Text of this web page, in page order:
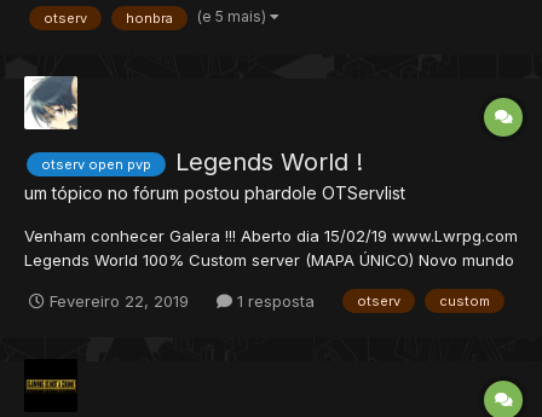
otserv honbra (e 5 mais)
otserv open pvp Legends World !
um tópico no fórum postou phardole OTServlist
Venham conhecer Galera !!! Aberto dia 15/02/19 www.Lwrpg.com
Legends World 100% Custom server (MAPA ÚNICO) Novo mundo
antes desvendadas. 3 anos de projeto. Staff Ativa e acessível.
Fevereiro 22, 2019 1 resposta otserv custom